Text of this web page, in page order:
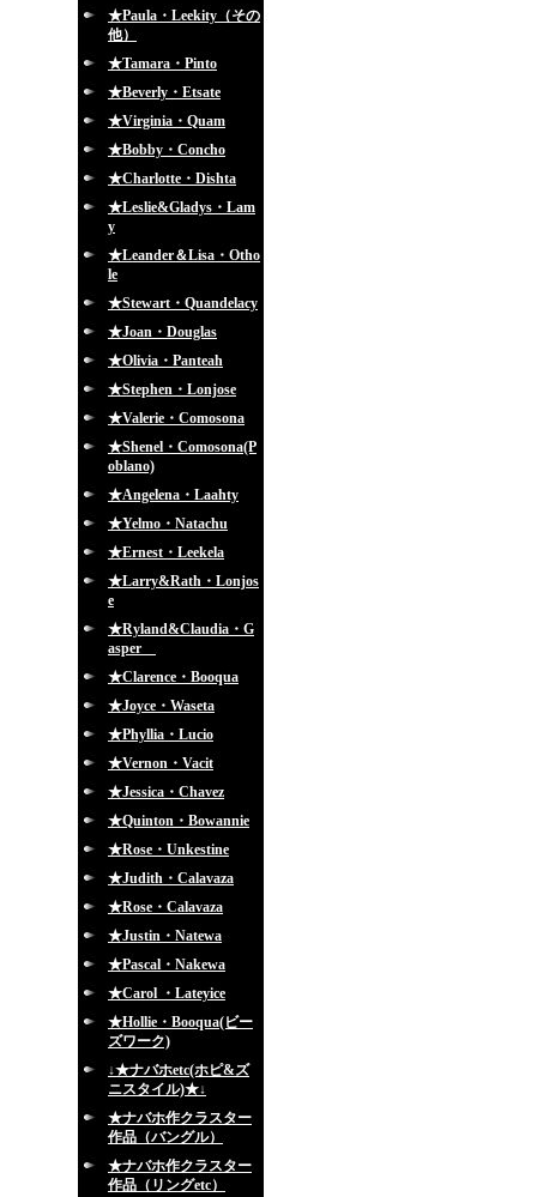
★Paula・Leekity（その
他）
★Tamara・Pinto
★Beverly・Etsate
★Virginia・Quam
★Bobby・Concho
★Charlotte・Dishta
★Leslie&Gladys・Lam
y
★Leander＆Lisa・Otho
le
★Stewart・Quandelacy
★Joan・Douglas
★Olivia・Panteah
★Stephen・Lonjose
★Valerie・Comosona
★Shenel・Comosona(P
oblano)
★Angelena・Laahty
★Yelmo・Natachu
★Ernest・Leekela
★Larry&Rath・Lonjos
e
★Ryland&Claudia・G
asper
★Clarence・Booqua
★Joyce・Waseta
★Phyllia・Lucio
★Vernon・Vacit
★Jessica・Chavez
★Quinton・Bowannie
★Rose・Unkestine
★Judith・Calavaza
★Rose・Calavaza
★Justin・Natewa
★Pascal・Nakewa
★Carol ・Lateyice
★Hollie・Booqua(ビー
ズワーク)
↓★ナバホetc(ホピ&ズ
ニスタイル)★↓
★ナバホ作クラスター
作品（バングル）
★ナバホ作クラスター
作品（リングetc）